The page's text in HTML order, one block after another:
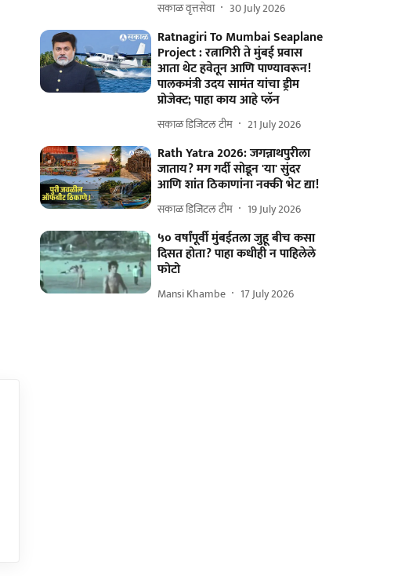
सकाळ वृत्तसेवा 30 July 2026
Ratnagiri To Mumbai Seaplane
Project : रत्नागिरी ते मुंबई प्रवास
आता थेट हवेतून आणि पाण्यावरून!
पालकमंत्री उदय सामंत यांचा ड्रीम
प्रोजेक्ट; पाहा काय आहे प्लॅन
सकाळ डिजिटल टीम 21 July 2026
Rath Yatra 2026: जगन्नाथपुरीला
जाताय? मग गर्दी सोडून 'या' सुंदर
आणि शांत ठिकाणांना नक्की भेट द्या!
सकाळ डिजिटल टीम 19 July 2026
५० वर्षांपूर्वी मुंबईतला जुहू बीच कसा
दिसत होता? पाहा कधीही न पाहिलेले
फोटो
Mansi Khambe 17 July 2026